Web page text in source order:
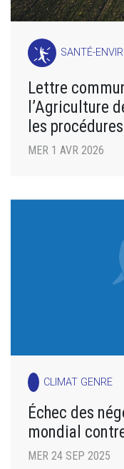
SANTÉ-
Lettre
l’Agriculture
les
MER 1 AVR 2026
CLIMAT GENRE
Échec des
mondial
MER 24 SEP 2025